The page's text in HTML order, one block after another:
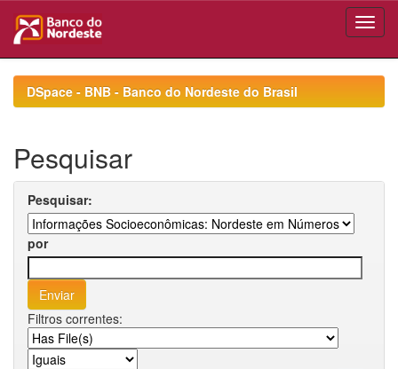
navigationDSpace - BNB - Banco do Nordeste do Brasil
Pesquisar
Pesquisar:
por
Filtros correntes: